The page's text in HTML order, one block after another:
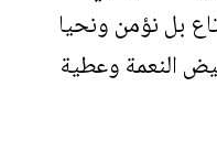
بل نؤمن ونحيا
النعمة وعطية